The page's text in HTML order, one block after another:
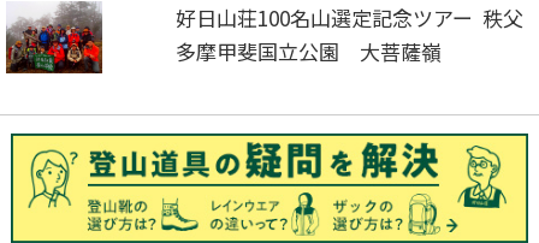
好日山荘100名山選定記念ツアー 秩父
多摩甲斐国立公園 大菩薩嶺